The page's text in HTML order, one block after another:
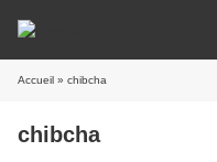
Accueil » chibcha
chibcha